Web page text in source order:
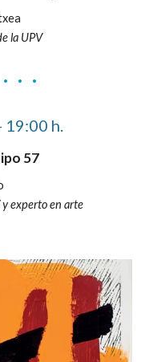
la UPV
· ·
h.
57
y experto en arte